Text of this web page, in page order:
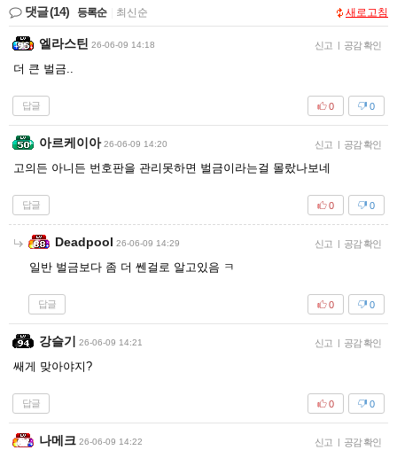
댓글(14) 등록순 최신순 새로고침
엘라스틴 26-06-09 14:18 신고 | 공감 확인
더 큰 벌금..
답글 0
0
아르케이아 26-06-09 14:20 신고 | 공감 확인
고의든 아니든 번호판을 관리못하면 벌금이라는걸 몰랐나보네
답글 0
0
Deadpool 26-06-09 14:29 신고 | 공감 확인
일반 벌금보다 좀 더 쎈걸로 알고있음 ㅋ
답글 0
0
강슬기 26-06-09 14:21 신고 | 공감 확인
쌔게 맞아야지?
답글 0
0
나메크 26-06-09 14:22 신고 | 공감 확인